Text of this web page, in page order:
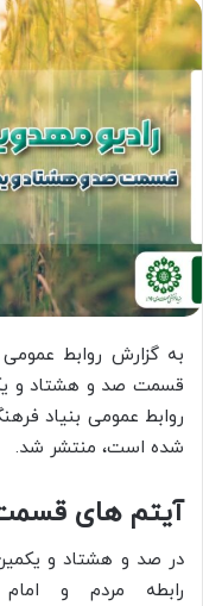
به گزارش روابط
قسمت صد و هشتاد و
روابط عمومی بنیاد
شده است، منتشر شد.
آیتم های
در صد و هشتاد و
رابطه مردم و امام